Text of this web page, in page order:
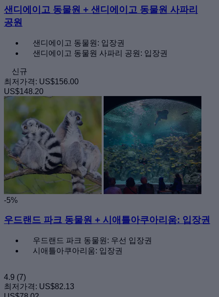
샌디에이고 동물원 + 샌디에이고 동물원 사파리
공원
샌디에이고 동물원: 입장권
샌디에이고 동물원 사파리 공원: 입장권
신규
최저가격: US$156.00
US$148.20
-5%
우드랜드 파크 동물원 + 시애틀아쿠아리움: 입장권
우드랜드 파크 동물원: 우선 입장권
시애틀아쿠아리움: 입장권
4.9 (7)
최저가격: US$82.13